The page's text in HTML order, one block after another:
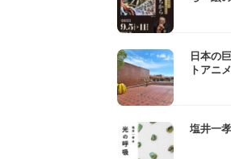
日本の
トアニ
塩井一